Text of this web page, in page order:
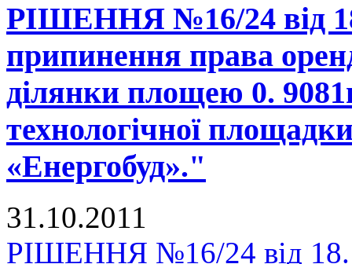
РІШЕННЯ №16/24 від
припинення права
ділянки площею 0.
технологічної
«Енергобуд»."
31.10.2011
РІШЕННЯ №16/24 від